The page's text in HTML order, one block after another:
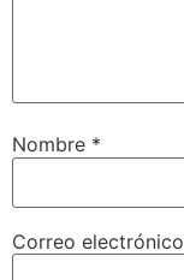
Nombre *
Correo electrónico